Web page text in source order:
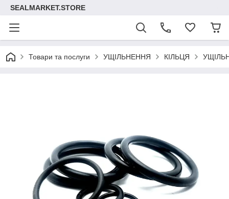
SEALMARKET.STORE
Товари та послуги УЩІЛЬНЕННЯ КІЛЬЦЯ